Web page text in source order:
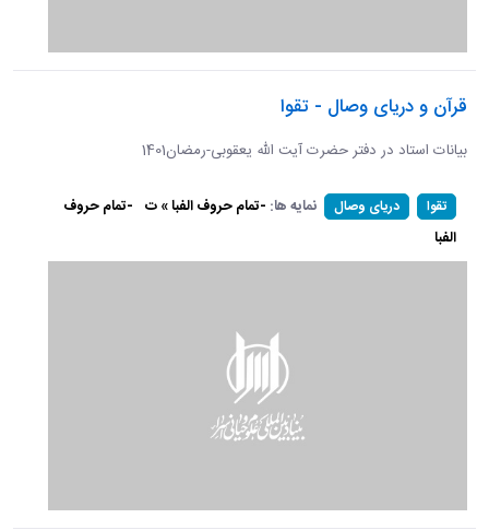
قرآن و دریای وصال - تقوا
بیانات استاد در دفتر حضرت آیت الله یعقوبی-رمضان1401
تقوا دریای وصال نمایه ها: -تمام حروف الفبا » ت -تمام حروف
الفبا